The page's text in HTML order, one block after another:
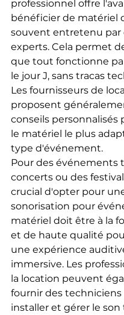
professionnel offre
bénéficier de matériel
souvent entretenu par
experts. Cela permet
que tout fonctionne
le jour J, sans tracas
Les fournisseurs de
proposent
conseils personnalisés
le matériel le plus
type d'événement.
Pour des événements
concerts ou des
crucial d'opter pour
sonorisation pour
matériel doit être à la
et de haute qualité
une expérience
immersive. Les
la location peuvent
fournir des techniciens
installer et gérer le